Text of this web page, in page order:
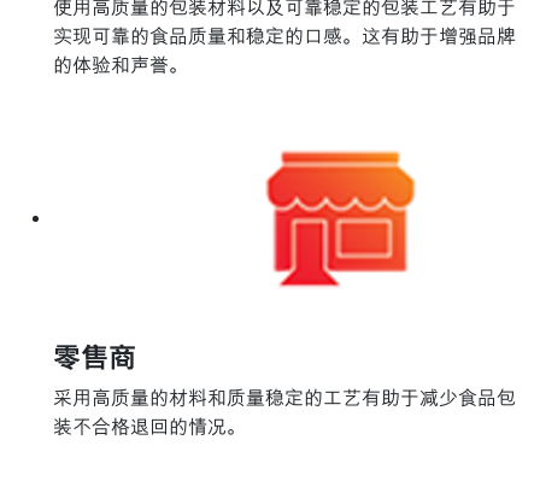
使用高质量的包装材料以及可靠稳定的包装工艺有助于
实现可靠的食品质量和稳定的口感。这有助于增强品牌
的体验和声誉。
零售商
采用高质量的材料和质量稳定的工艺有助于减少食品包
装不合格退回的情况。